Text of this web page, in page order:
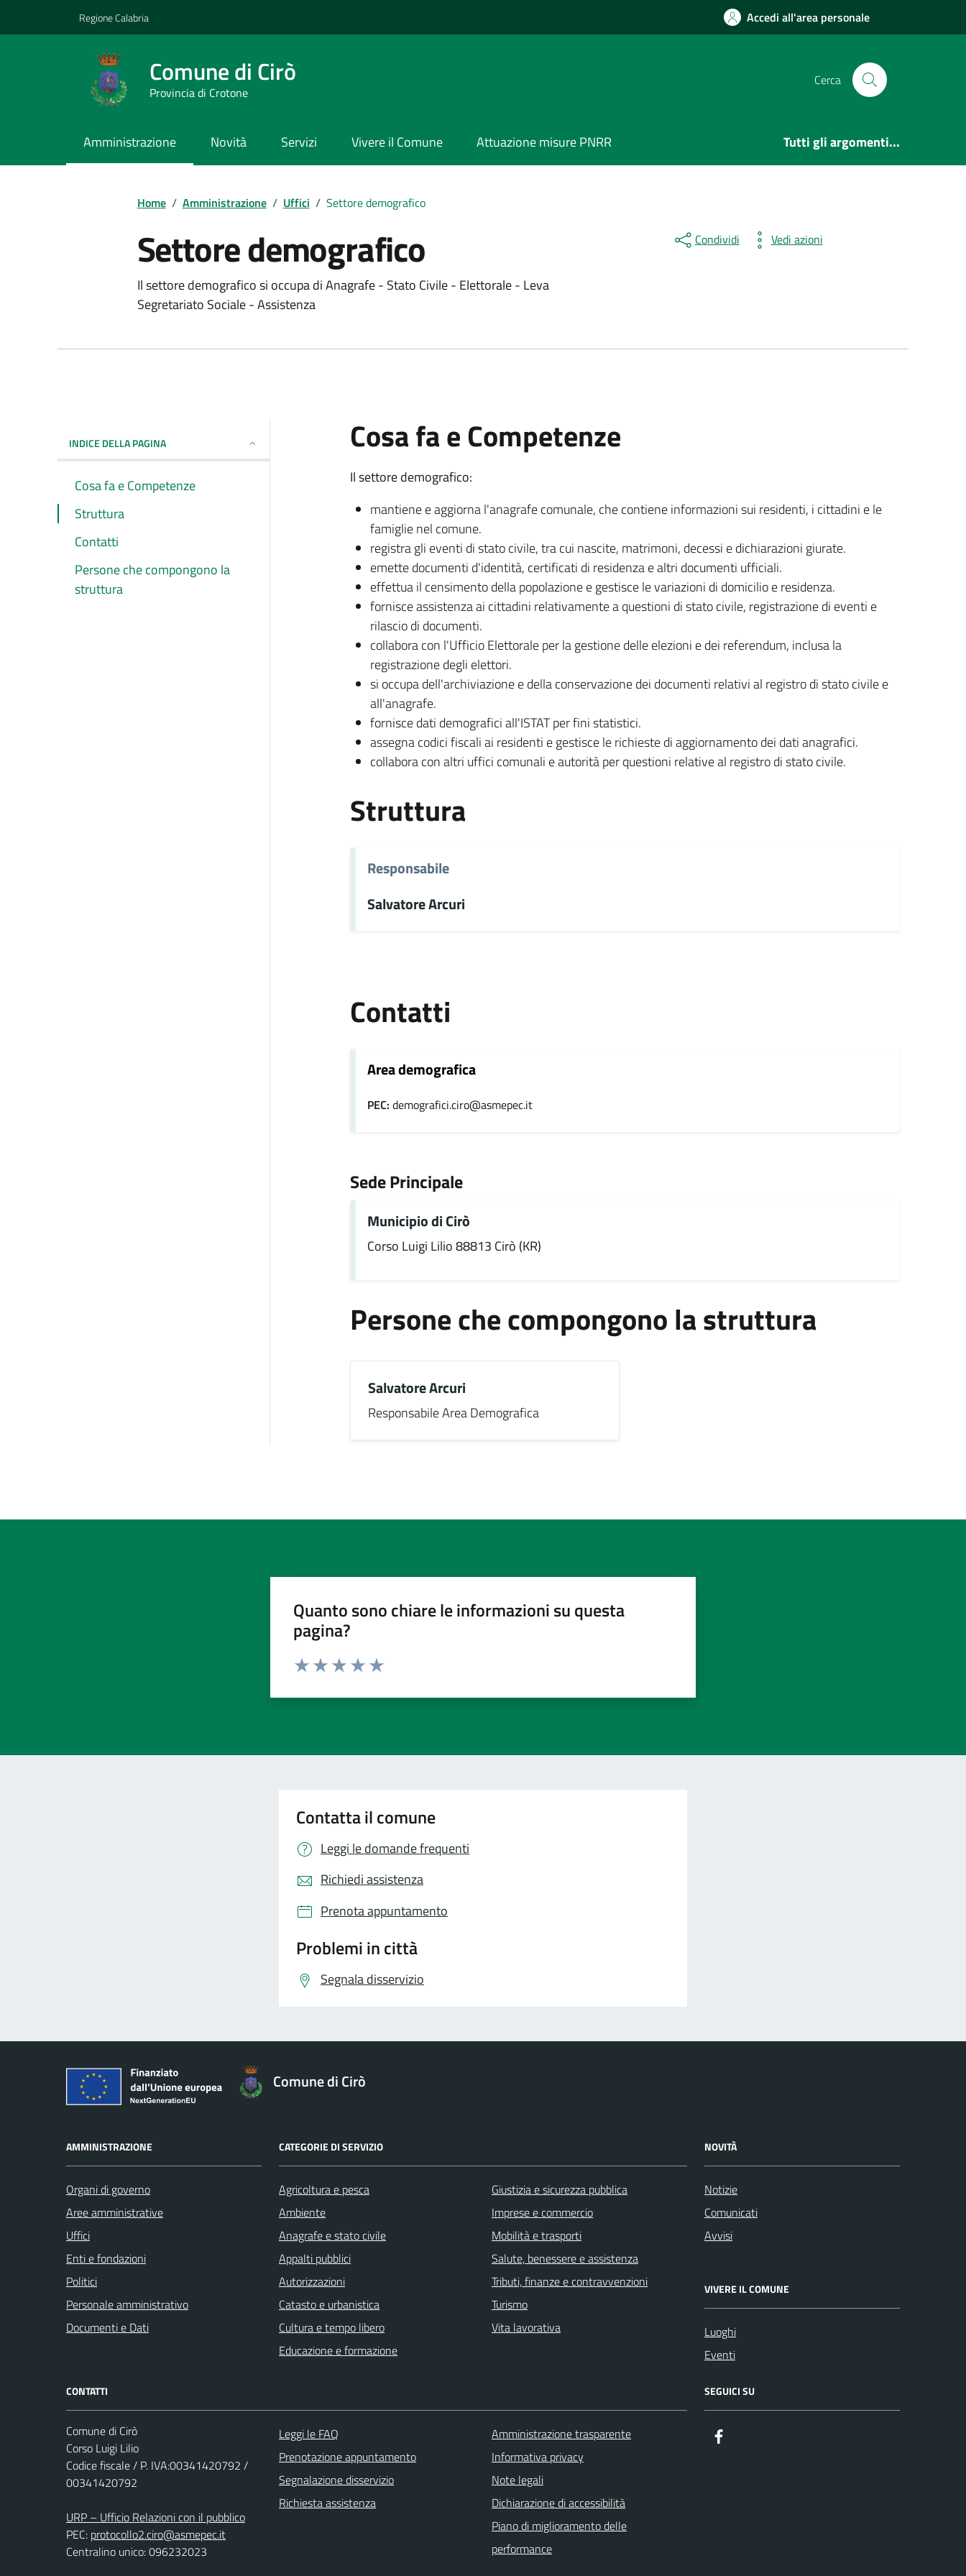
Regione Calabria Accedi all'area personale
Comune di Cirò
Provincia di Crotone
Cerca
Amministrazione Novità Servizi Vivere il Comune Attuazione misure PNRR Tutti gli argomenti...
Home / Amministrazione / Uffici / Settore demografico
Settore demografico
Il settore demografico si occupa di Anagrafe - Stato Civile - Elettorale - Leva
Segretariato Sociale - Assistenza
Condividi Vedi azioni
INDICE DELLA PAGINA
Cosa fa e Competenze
Struttura
Contatti
Persone che compongono la
struttura
Cosa fa e Competenze
Il settore demografico:
mantiene e aggiorna l'anagrafe comunale, che contiene informazioni sui residenti, i cittadini e le
famiglie nel comune.
registra gli eventi di stato civile, tra cui nascite, matrimoni, decessi e dichiarazioni giurate.
emette documenti d'identità, certificati di residenza e altri documenti ufficiali.
effettua il censimento della popolazione e gestisce le variazioni di domicilio e residenza.
fornisce assistenza ai cittadini relativamente a questioni di stato civile, registrazione di eventi e
rilascio di documenti.
collabora con l'Ufficio Elettorale per la gestione delle elezioni e dei referendum, inclusa la
registrazione degli elettori.
si occupa dell'archiviazione e della conservazione dei documenti relativi al registro di stato civile e
all'anagrafe.
fornisce dati demografici all'ISTAT per fini statistici.
assegna codici fiscali ai residenti e gestisce le richieste di aggiornamento dei dati anagrafici.
collabora con altri uffici comunali e autorità per questioni relative al registro di stato civile.
Struttura
Responsabile
Salvatore Arcuri
Contatti
Area demografica
PEC: demografici.ciro@asmepec.it
Sede Principale
Municipio di Cirò
Corso Luigi Lilio 88813 Cirò (KR)
Persone che compongono la struttura
Salvatore Arcuri
Responsabile Area Demografica
Quanto sono chiare le informazioni su questa
pagina?
Contatta il comune
Leggi le domande frequenti
Richiedi assistenza
Prenota appuntamento
Problemi in città
Segnala disservizio
Comune di Cirò
AMMINISTRAZIONE
Organi di governo
Aree amministrative
Uffici
Enti e fondazioni
Politici
Personale amministrativo
Documenti e Dati
CATEGORIE DI SERVIZIO
Agricoltura e pesca
Ambiente
Anagrafe e stato civile
Appalti pubblici
Autorizzazioni
Catasto e urbanistica
Cultura e tempo libero
Educazione e formazione
Giustizia e sicurezza pubblica
Imprese e commercio
Mobilità e trasporti
Salute, benessere e assistenza
Tributi, finanze e contravvenzioni
Turismo
Vita lavorativa
NOVITÀ
Notizie
Comunicati
Avvisi
VIVERE IL COMUNE
Luoghi
Eventi
CONTATTI
Comune di Cirò
Corso Luigi Lilio
Codice fiscale / P. IVA:00341420792 /
00341420792
URP – Ufficio Relazioni con il pubblico
PEC: protocollo2.ciro@asmepec.it
Centralino unico: 096232023
Leggi le FAQ
Prenotazione appuntamento
Segnalazione disservizio
Richiesta assistenza
Amministrazione trasparente
Informativa privacy
Note legali
Dichiarazione di accessibilità
Piano di miglioramento delle
performance
SEGUICI SU